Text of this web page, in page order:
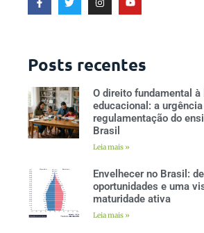
Posts recentes
O direito fundamental à
educacional: a
regulamentação do
Brasil
Leia mais »
Envelhecer no Brasil:
oportunidades e uma
maturidade ativa
Leia mais »